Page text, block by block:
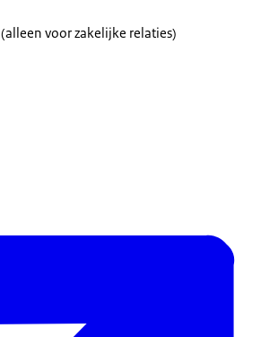
(alleen voor zakelijke relaties)